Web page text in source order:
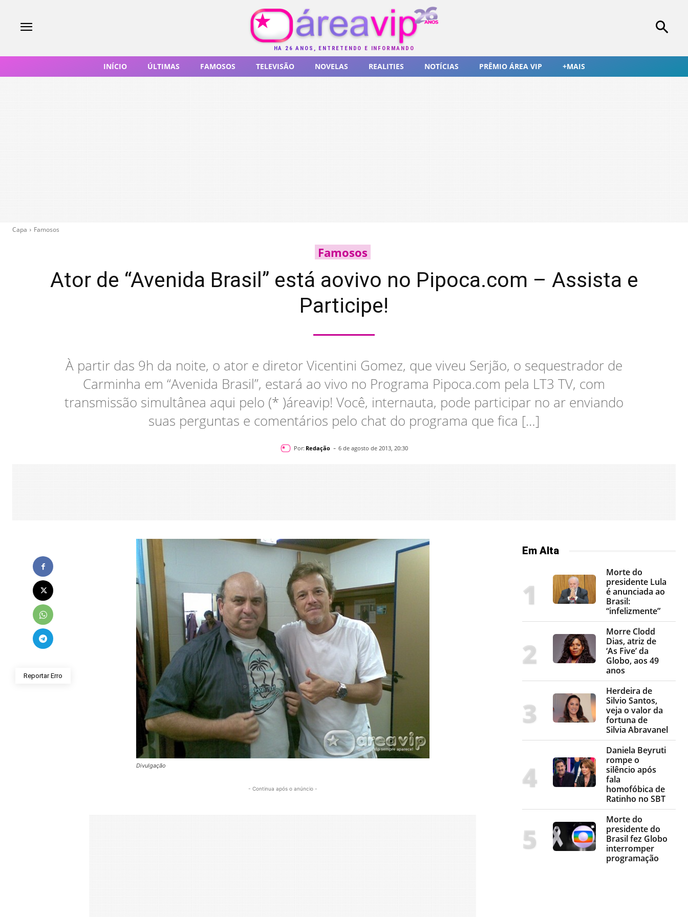
HÁ 26 ANOS, ENTRETENDO E INFORMANDO
INÍCIO ÚLTIMAS FAMOSOS TELEVISÃO NOVELAS REALITIES NOTÍCIAS PRÊMIO ÁREA VIP +MAIS
Capa Famosos
Famosos
Ator de “Avenida Brasil” está aovivo no Pipoca.com – Assista e
Participe!
À partir das 9h da noite, o ator e diretor Vicentini Gomez, que viveu Serjão, o sequestrador de
Carminha em “Avenida Brasil”, estará ao vivo no Programa Pipoca.com pela LT3 TV, com
transmissão simultânea aqui pelo (* )áreavip! Você, internauta, pode participar no ar enviando
suas perguntas e comentários pelo chat do programa que fica […]
Por: Redação - 6 de agosto de 2013, 20:30
Reportar Erro
Divulgação
- Continua após o anúncio -
Em Alta
Morte do
presidente Lula
é anunciada ao
Brasil:
“infelizmente”
Morre Clodd
Dias, atriz de
‘As Five’ da
Globo, aos 49
anos
Herdeira de
Silvio Santos,
veja o valor da
fortuna de
Silvia Abravanel
Daniela Beyruti
rompe o
silêncio após
fala
homofóbica de
Ratinho no SBT
Morte do
presidente do
Brasil fez Globo
interromper
programação